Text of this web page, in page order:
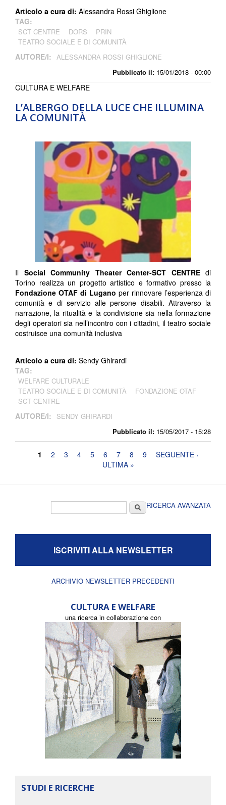
Pubblicato il: 15/01/2018 - 00:00
Articolo a cura di: Alessandra Rossi Ghiglione
TAG:
SCT CENTRE DORS
PRIN
TEATRO SOCIALE E DI COMUNITÀ
AUTORE/I: ALESSANDRA ROSSI GHIGLIONE
L’ALBERGO DELLA LUCE CHE ILLUMINA
LA COMUNITÀ
Pubblicato il: 15/05/2017 - 15:28
CULTURA E WELFARE
Il Social Community Theater Center-SCT CENTREdi
Torino realizza un progetto artistico e formativo presso la
Fondazione OTAF di Lugano per rinnovare l’esperienza di
comunità e di servizio alle persone disabili. Attraverso la
narrazione, la ritualità e la condivisione sia nella formazione
degli operatori sia nell’incontro con i cittadini, il teatro sociale
costruisce una comunità inclusiva
Articolo a cura di: Sendy Ghirardi
TAG:
WELFARE CULTURALE
TEATRO SOCIALE E DI COMUNITÀ
FONDAZIONE OTAF
SCT CENTRE
AUTORE/I: SENDY GHIRARDI
Pagine
1 2 3 4 5 6 7 8 9
SEGUENTE ›
ULTIMA »
CercaRICERCA AVANZATA
ISCRIVITI ALLA NEWSLETTER
ARCHIVIO NEWSLETTER PRECEDENTI
CULTURA E WELFARE
una ricerca in collaborazione con
STUDI E RICERCHE